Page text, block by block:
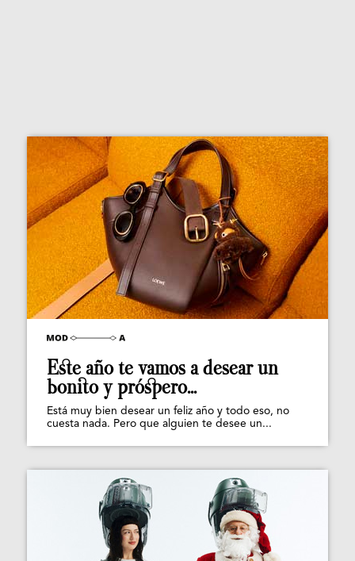
Este año te vamos a desear un
bonito y próspero...
Está muy bien desear un feliz año y todo eso, no
cuesta nada. Pero que alguien te desee un...